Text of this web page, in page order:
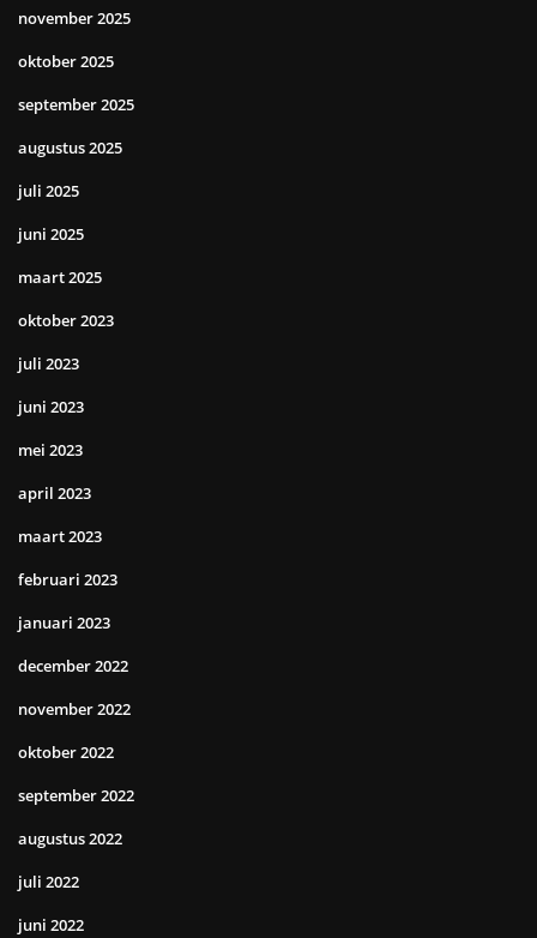
november 2025
oktober 2025
september 2025
augustus 2025
juli 2025
juni 2025
maart 2025
oktober 2023
juli 2023
juni 2023
mei 2023
april 2023
maart 2023
februari 2023
januari 2023
december 2022
november 2022
oktober 2022
september 2022
augustus 2022
juli 2022
juni 2022